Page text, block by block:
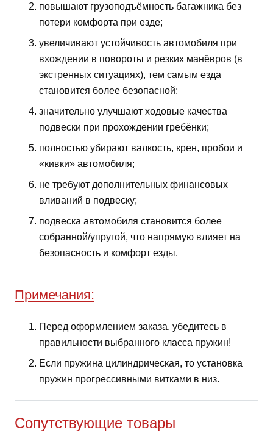
повышают грузоподъёмность багажника без
потери комфорта при езде;
увеличивают устойчивость автомобиля при
вхождении в повороты и резких манёвров (в
экстренных ситуациях), тем самым езда
становится более безопасной;
значительно улучшают ходовые качества
подвески при прохождении гребёнки;
полностью убирают валкость, крен, пробои и
«кивки» автомобиля;
не требуют дополнительных финансовых
вливаний в подвеску;
подвеска автомобиля становится более
собранной/упругой, что напрямую влияет на
безопасность и комфорт езды.
Примечания:
Перед оформлением заказа, убедитесь в
правильности выбранного класса пружин!
Если пружина цилиндрическая, то установка
пружин прогрессивными витками в низ.
Сопутствующие товары